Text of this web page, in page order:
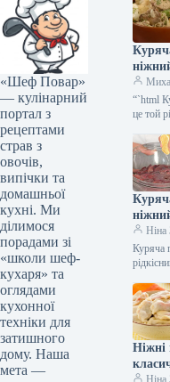
«Шеф Повар»
— кулінарний
портал з
рецептами
страв з
овочів,
випічки та
домашньої
кухні. Ми
ділимося
порадами зі
«школи шеф-
кухаря» та
оглядами
кухонної
техніки для
затишного
дому. Наша
мета —
“`html
це той
Ніна
Куряча